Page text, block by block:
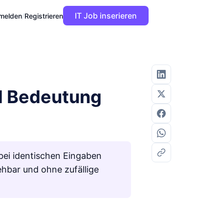
/Registrieren IT Job inserieren
Bedeutung
identischen Eingaben
und ohne zufällige